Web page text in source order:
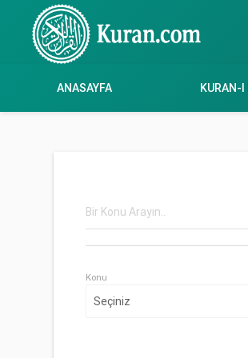
ANASAYFA KURAN-I
Konu